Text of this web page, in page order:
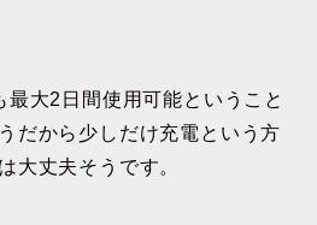
大2日間使用可能ということ
だから少しだけ充電という方
大丈夫そうです。